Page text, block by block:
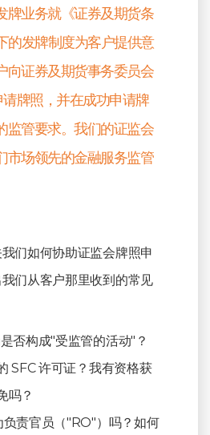
牌业务就《证券及期货条
的发牌制度为客户提供意
向证券及期货事务委员会
请牌照，并在成功申请牌
监管要求。我们的证监会
市场领先的金融服务监管
们如何协助证监会牌照申
们从客户那里收到的常见
否构成"受监管的活动"？
SFC 许可证？我有资格获
吗？
责官员（"RO"）吗？如何